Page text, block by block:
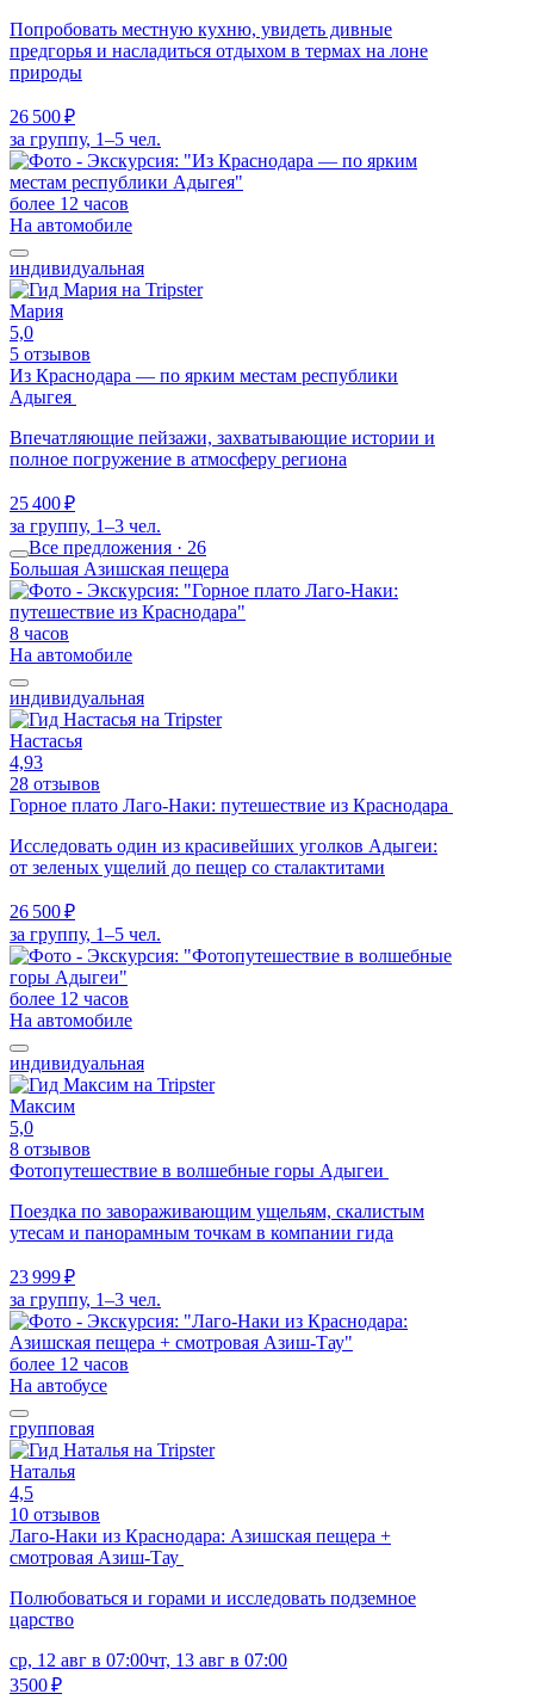
Попробовать местную кухню, увидеть дивные
предгорья и насладиться отдыхом в термах на лоне
природы
26 500 ₽
за группу, 1–5 чел.
более 12 часов
На автомобиле
индивидуальная
Мария
5,0
5 отзывов
Из Краснодара — по ярким местам республики
Адыгея
Впечатляющие пейзажи, захватывающие истории и
полное погружение в атмосферу региона
25 400 ₽
за группу, 1–3 чел.
Все предложения · 26
Большая Азишская пещера
8 часов
На автомобиле
индивидуальная
Настасья
4,93
28 отзывов
Горное плато Лаго-Наки: путешествие из Краснодара
Исследовать один из красивейших уголков Адыгеи:
от зеленых ущелий до пещер со сталактитами
26 500 ₽
за группу, 1–5 чел.
более 12 часов
На автомобиле
индивидуальная
Максим
5,0
8 отзывов
Фотопутешествие в волшебные горы Адыгеи
Поездка по завораживающим ущельям, скалистым
утесам и панорамным точкам в компании гида
23 999 ₽
за группу, 1–3 чел.
более 12 часов
На автобусе
групповая
Наталья
4,5
10 отзывов
Лаго-Наки из Краснодара: Азишская пещера +
смотровая Азиш-Тау
Полюбоваться и горами и исследовать подземное
царство
ср, 12 авг в 07:00чт, 13 авг в 07:00
3500 ₽